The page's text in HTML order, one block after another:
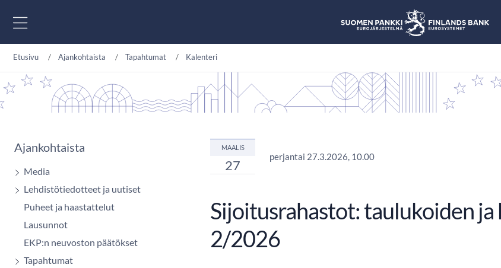
Etusivu Ajankohtaista Tapahtumat Kalenteri
Ajankohtaista
Media
Lehdistötiedotteet ja uutiset
Puheet ja haastattelut
Lausunnot
EKP:n neuvoston päätökset
Tapahtumat
MAALIS
27
perjantai 27.3.2026, 10.00
Sijoitusrahastot: taulukoiden
2/2026